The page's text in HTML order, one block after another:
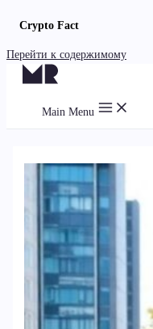
Crypto Fact
Перейти к содержимому
Main Menu